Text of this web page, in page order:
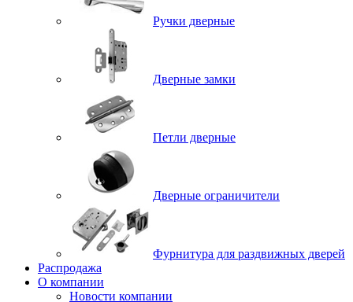
Ручки дверные
Дверные замки
Петли дверные
Дверные ограничители
Фурнитура для раздвижных дверей
Распродажа
О компании
Новости компании